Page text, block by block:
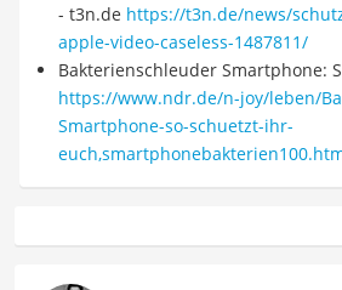
- t3n.de https://t3n.de/news/
apple-video-caseless-1487811/
Bakterienschleuder Smartphone:
https://www.ndr.de/n-joy/leben/
Smartphone-so-schuetzt-ihr-